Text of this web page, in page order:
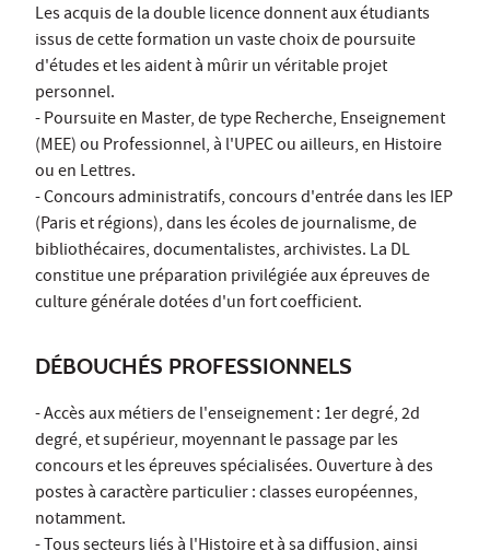
Les acquis de la double licence donnent aux étudiants
issus de cette formation un vaste choix de poursuite
d'études et les aident à mûrir un véritable projet
personnel.
- Poursuite en Master, de type Recherche, Enseignement
(MEE) ou Professionnel, à l'UPEC ou ailleurs, en Histoire
ou en Lettres.
- Concours administratifs, concours d'entrée dans les IEP
(Paris et régions), dans les écoles de journalisme, de
bibliothécaires, documentalistes, archivistes. La DL
constitue une préparation privilégiée aux épreuves de
culture générale dotées d'un fort coefficient.
DÉBOUCHÉS PROFESSIONNELS
- Accès aux métiers de l'enseignement : 1er degré, 2d
degré, et supérieur, moyennant le passage par les
concours et les épreuves spécialisées. Ouverture à des
postes à caractère particulier : classes européennes,
notamment.